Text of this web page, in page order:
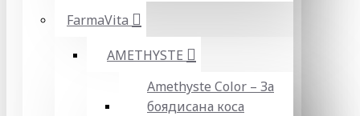
FarmaVita
AMETHYSTE
Amethyste Color – За
боядисана коса